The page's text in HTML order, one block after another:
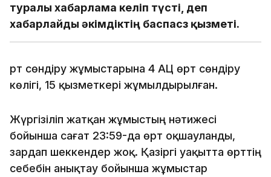
туралы хабарлама келіп түсті, деп
хабарлайды әкімдіктің баспасөз қызметі.
Өрт сөндіру жұмыстарына 4 АЦ өрт сөндіру
көлігі, 15 қызметкері жұмылдырылған.
Жүргізіліп жатқан жұмыстың нәтижесі
бойынша сағат 23:59-да өрт оқшауланды,
зардап шеккендер жоқ. Қазіргі уақытта өрттің
себебін анықтау бойынша жұмыстар